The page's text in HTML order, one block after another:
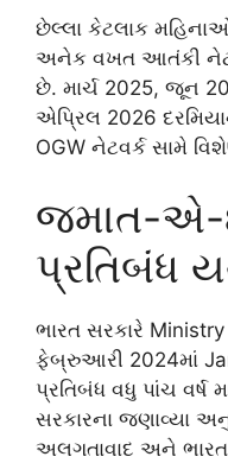
છેલ્લા કેટલાક
અનેક વખત આતંકી
છે. માર્ચ 2025, જૂન
એપ્રિલ 2026
OGW નેટવર્ક સામે
જમાત-એ-
પ્રતિબંધ
ભારત સરકારે
ફેબ્રુઆરી 2024માં
પ્રતિબંધ વધુ પાંચ વર્ષ
સરકારના જણાવ્યા
અલગતાવાદ અને ભારત